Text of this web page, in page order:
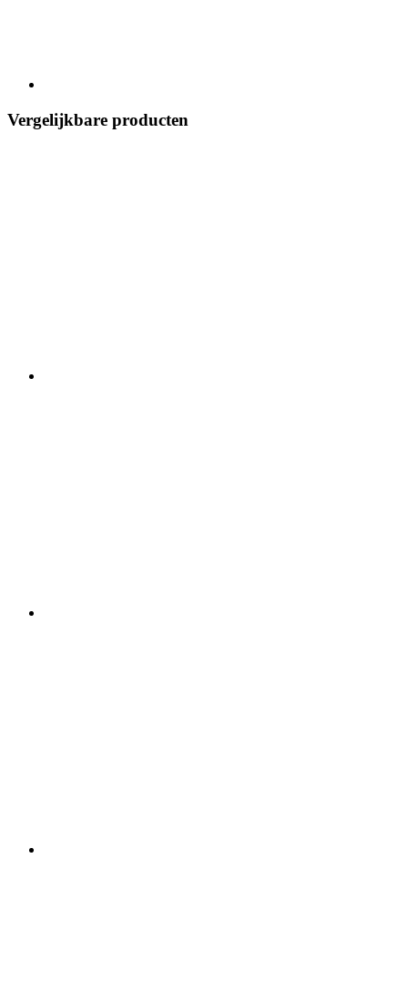
Vergelijkbare producten